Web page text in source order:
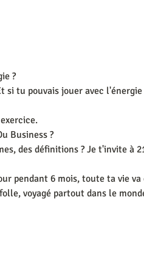
?
tu pouvais jouer avec
Business ?
des définitions ? Je t'invite à
pendant 6 mois, toute ta vie
voyagé partout dans le